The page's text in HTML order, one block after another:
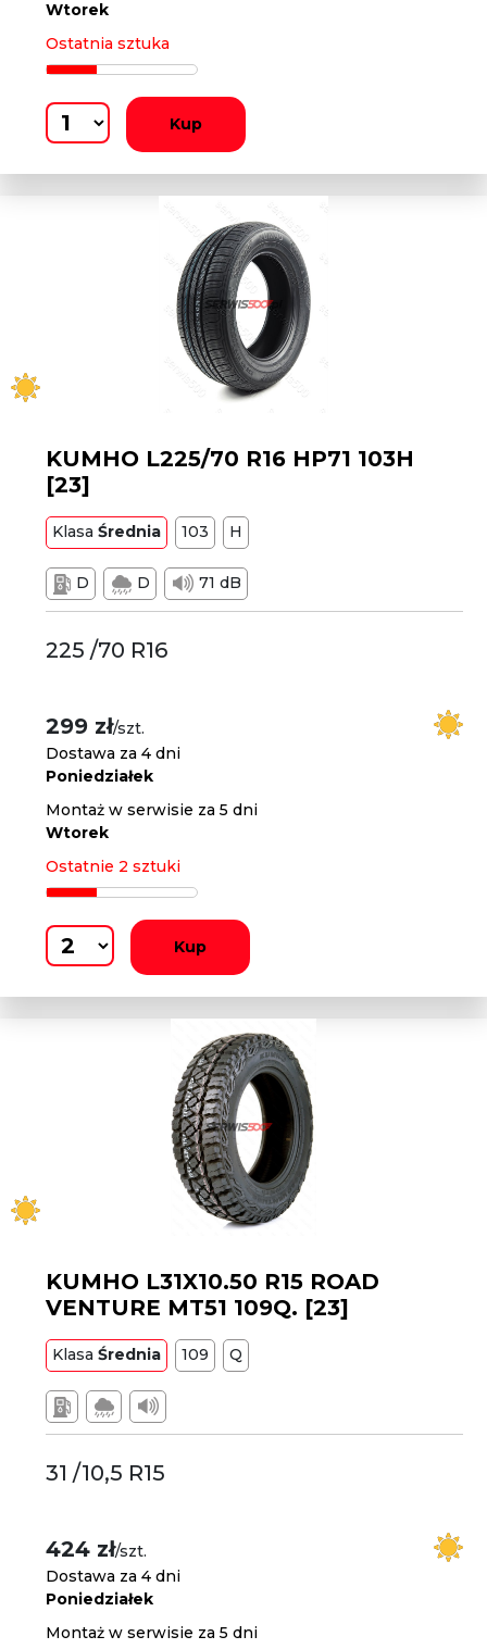
Wtorek
Ostatnia sztuka
Kup
KUMHO L225/70 R16 HP71 103H
[23]
KlasaŚrednia 103 H
D D 71 dB
225 /70 R16
299 zł/szt.
Dostawa za 4 dni
Poniedziałek
Montaż w serwisie za 5 dni
Wtorek
Ostatnie 2 sztuki
Kup
KUMHO L31X10.50 R15 ROAD
VENTURE MT51 109Q. [23]
KlasaŚrednia 109 Q
31 /10,5 R15
424 zł/szt.
Dostawa za 4 dni
Poniedziałek
Montaż w serwisie za 5 dni